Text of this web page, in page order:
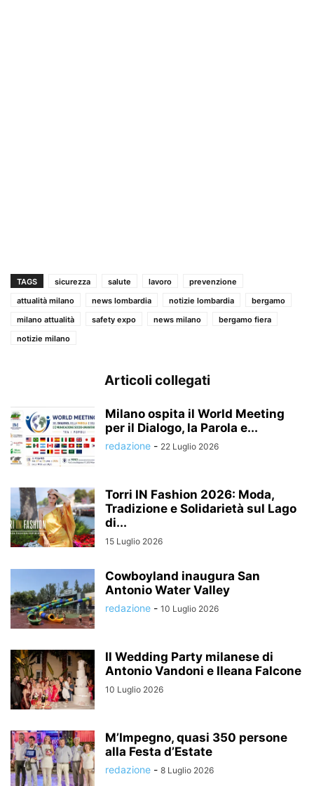
TAGS sicurezza salute lavoro
prevenzione
attualità milano
news lombardia notizie lombardia
bergamo
milano attualità
safety expo news milano
bergamo fiera
notizie milano
Articoli collegati
Milano ospita il World Meeting
per il Dialogo, la Parola e...
redazione - 22 Luglio 2026
Torri IN Fashion 2026: Moda,
Tradizione e Solidarietà sul Lago
di...
15 Luglio 2026
Cowboyland inaugura San
Antonio Water Valley
redazione - 10 Luglio 2026
Il Wedding Party milanese di
Antonio Vandoni e Ileana Falcone
10 Luglio 2026
M’Impegno, quasi 350 persone
alla Festa d’Estate
redazione - 8 Luglio 2026